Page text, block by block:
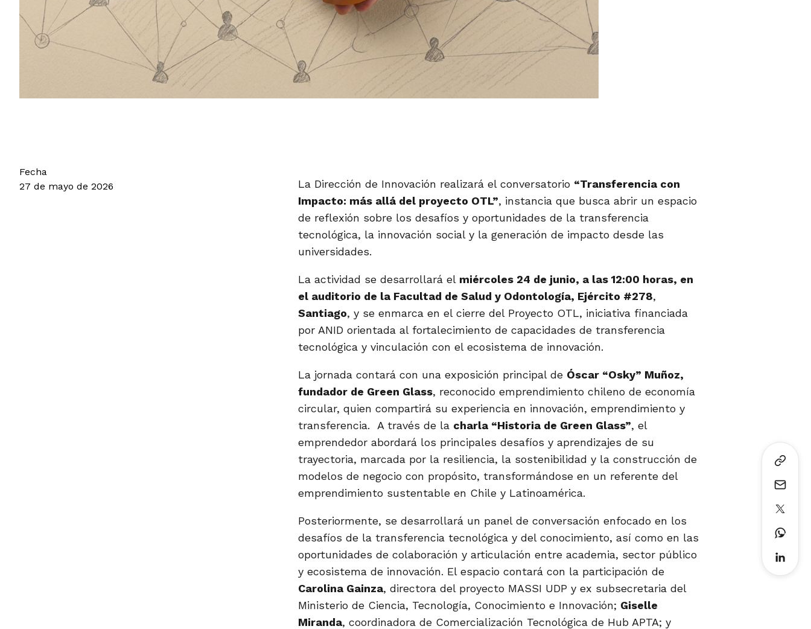
Fecha
27 de mayo de 2026
La Dirección de Innovación realizará el conversatorio “Transferencia con
Impacto: más allá del proyecto OTL”, instancia que busca abrir un espacio
de reflexión sobre los desafíos y oportunidades de la transferencia
tecnológica, la innovación social y la generación de impacto desde las
universidades.
La actividad se desarrollará el miércoles 24 de junio, a las 12:00 horas, en
el auditorio de la Facultad de Salud y Odontología, Ejército #278,
Santiago, y se enmarca en el cierre del Proyecto OTL, iniciativa financiada
por ANID orientada al fortalecimiento de capacidades de transferencia
tecnológica y vinculación con el ecosistema de innovación.
La jornada contará con una exposición principal de Óscar “Osky” Muñoz,
fundador de Green Glass, reconocido emprendimiento chileno de economía
circular, quien compartirá su experiencia en innovación, emprendimiento y
transferencia. A través de la charla “Historia de Green Glass”, el
emprendedor abordará los principales desafíos y aprendizajes de su
trayectoria, marcada por la resiliencia, la sostenibilidad y la construcción de
modelos de negocio con propósito, transformándose en un referente del
emprendimiento sustentable en Chile y Latinoamérica.
Posteriormente, se desarrollará un panel de conversación enfocado en los
desafíos de la transferencia tecnológica y del conocimiento, así como en las
oportunidades de colaboración y articulación entre academia, sector público
y ecosistema de innovación. El espacio contará con la participación de
Carolina Gainza, directora del proyecto MASSI UDP y ex subsecretaria del
Ministerio de Ciencia, Tecnología, Conocimiento e Innovación; Giselle
Miranda, coordinadora de Comercialización Tecnológica de Hub APTA; y